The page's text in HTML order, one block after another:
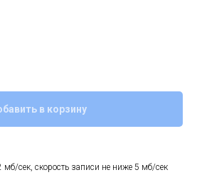
в корзину
мб/сек, скорость записи не ниже 5 мб/сек